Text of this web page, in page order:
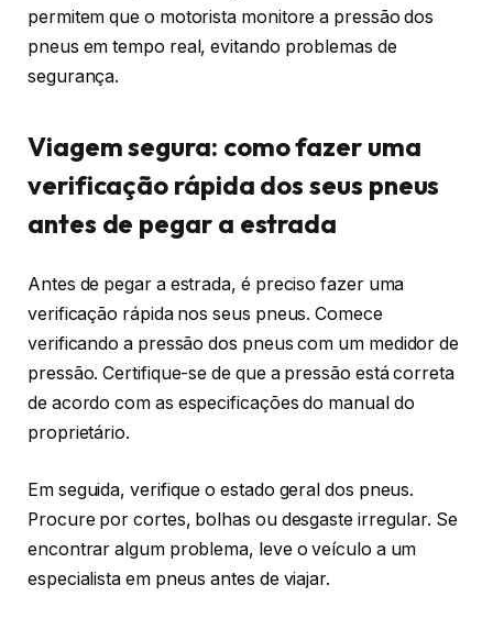
permitem que o motorista monitore a pressão dos
pneus em tempo real, evitando problemas de
segurança.
Viagem segura: como fazer uma
verificação rápida dos seus pneus
antes de pegar a estrada
Antes de pegar a estrada, é preciso fazer uma
verificação rápida nos seus pneus. Comece
verificando a pressão dos pneus com um medidor de
pressão. Certifique-se de que a pressão está correta
de acordo com as especificações do manual do
proprietário.
Em seguida, verifique o estado geral dos pneus.
Procure por cortes, bolhas ou desgaste irregular. Se
encontrar algum problema, leve o veículo a um
especialista em pneus antes de viajar.